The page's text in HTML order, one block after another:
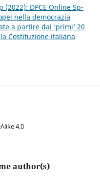
(2022): DPCE Online Sp-
nella democrazia
a partire dai ‘primi’ 20
Costituzione italiana
4.0
author(s)